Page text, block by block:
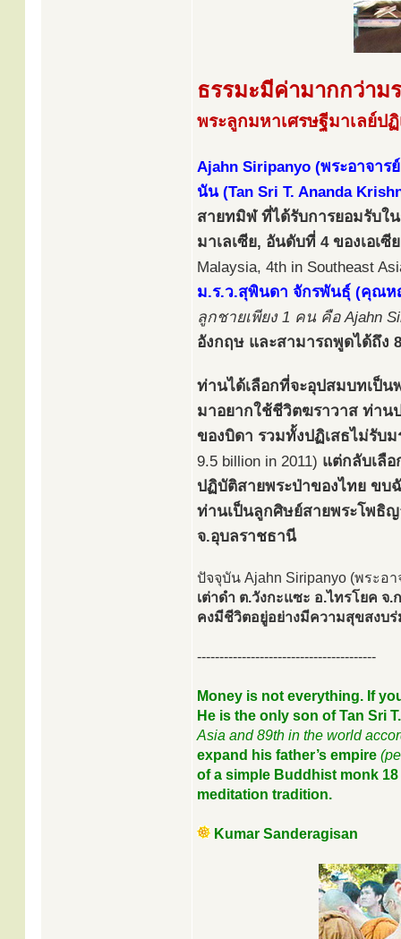
ธรรมะมีค่ามากกว่าม
พระลูกมหาเศรษฐีมาเลย์ป
Ajahn Siripanyo (พระอาจา
นัน (Tan Sri T. Ananda
สายทมิฬ ที่ได้รับการยอมรับใ
มาเลเซีย, อันดับที่ 4 ของเอเ
Malaysia, 4th in Southeast
ม.ร.ว.สุพินดา จักรพันธุ์ (คุณ
ลูกชายเพียง 1 คน คือ Ajahn
อังกฤษ และสามารถพูดได้ถึง
ท่านได้เลือกที่จะอุปสมบทเป็น
มาอยากใช้ชีวิตฆราวาส ท่าน
ของบิดา รวมทั้งปฏิเสธไม่รับ
9.5 billion in 2011) แต่กลับเลื
ปฏิบัติสายพระป่าของไทย ขบ
ท่านเป็นลูกศิษย์สายพระโพธิ
จ.อุบลราชธานี
ปัจจุบัน Ajahn Siripanyo (พระ
เต่าดำ ต.วังกะแซะ อ.ไทรโยค
คงมีชีวิตอยู่อย่างมีความสุขสงบร่
----------------------------------------
Money is not everything. If
He is the only son of Tan Sri
Asia and 89th in the world
expand his father’s empire
of a simple Buddhist monk
meditation tradition.
Kumar Sanderagisan